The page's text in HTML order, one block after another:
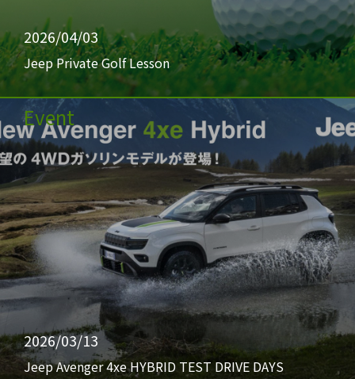
2026/04/03
Jeep Private Golf Lesson
Event
2026/03/13
Jeep Avenger 4xe HYBRID TEST DRIVE DAYS